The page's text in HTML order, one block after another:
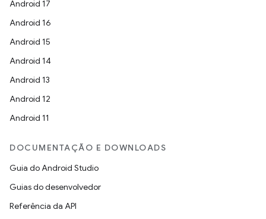
Android 17
Android 16
Android 15
Android 14
Android 13
Android 12
Android 11
DOCUMENTAÇÃO E DOWNLOADS
Guia do Android Studio
Guias do desenvolvedor
Referência da API